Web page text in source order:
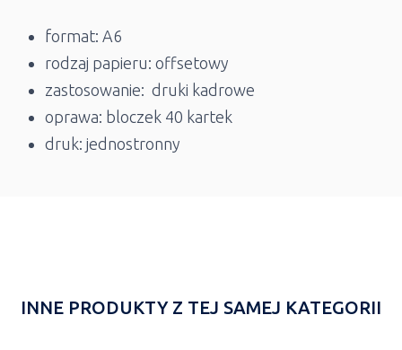
format: A6
rodzaj papieru: offsetowy
zastosowanie: druki kadrowe
oprawa: bloczek 40 kartek
druk: jednostronny
INNE PRODUKTY Z TEJ SAMEJ KATEGORII